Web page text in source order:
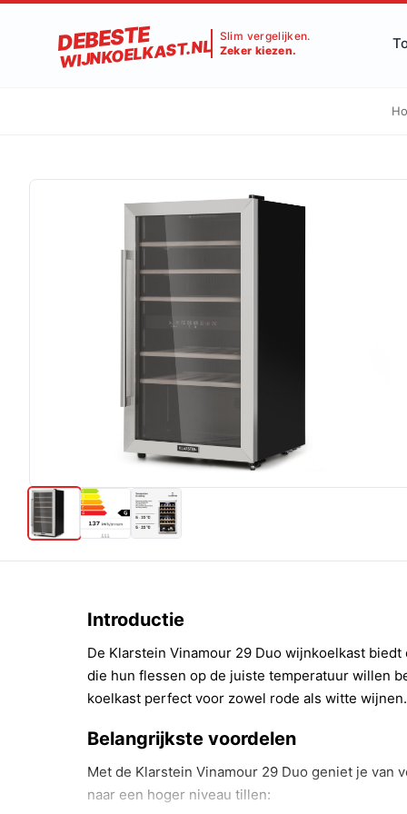
DEBESTE
WIJNKOELKAST.NL
Slim vergelijken.
Zeker kiezen.
Introductie
De Klarstein Vinamour 29 Duo wijnkoelkast
die hun flessen op de juiste temperatuur willen
koelkast perfect voor zowel rode als witte wijnen.
Belangrijkste voordelen
Met de Klarstein Vinamour 29 Duo geniet je
naar een hoger niveau tillen: